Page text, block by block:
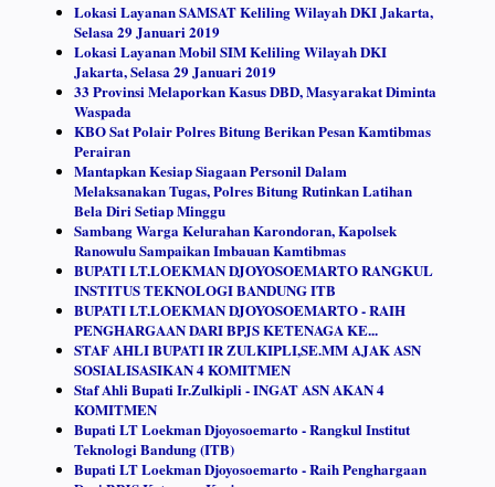
Lokasi Layanan SAMSAT Keliling Wilayah DKI Jakarta,
Selasa 29 Januari 2019
Lokasi Layanan Mobil SIM Keliling Wilayah DKI
Jakarta, Selasa 29 Januari 2019
33 Provinsi Melaporkan Kasus DBD, Masyarakat Diminta
Waspada
KBO Sat Polair Polres Bitung Berikan Pesan Kamtibmas
Perairan
Mantapkan Kesiap Siagaan Personil Dalam
Melaksanakan Tugas, Polres Bitung Rutinkan Latihan
Bela Diri Setiap Minggu
Sambang Warga Kelurahan Karondoran, Kapolsek
Ranowulu Sampaikan Imbauan Kamtibmas
BUPATI LT.LOEKMAN DJOYOSOEMARTO RANGKUL
INSTITUS TEKNOLOGI BANDUNG ITB
BUPATI LT.LOEKMAN DJOYOSOEMARTO - RAIH
PENGHARGAAN DARI BPJS KETENAGA KE...
STAF AHLI BUPATI IR ZULKIPLI,SE.MM AJAK ASN
SOSIALISASIKAN 4 KOMITMEN
Staf Ahli Bupati Ir.Zulkipli - INGAT ASN AKAN 4
KOMITMEN
Bupati LT Loekman Djoyosoemarto - Rangkul Institut
Teknologi Bandung (ITB)
Bupati LT Loekman Djoyosoemarto - Raih Penghargaan